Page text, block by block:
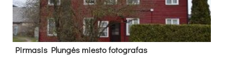
Pir­ma­sis Plun­gės mies­to fo­tog­ra­fas